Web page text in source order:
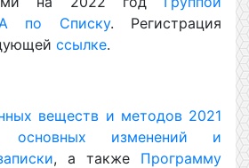
по Списку. Регистрация
ссылке.
веществ и методов 2021
основных изменений и
, а также Программу